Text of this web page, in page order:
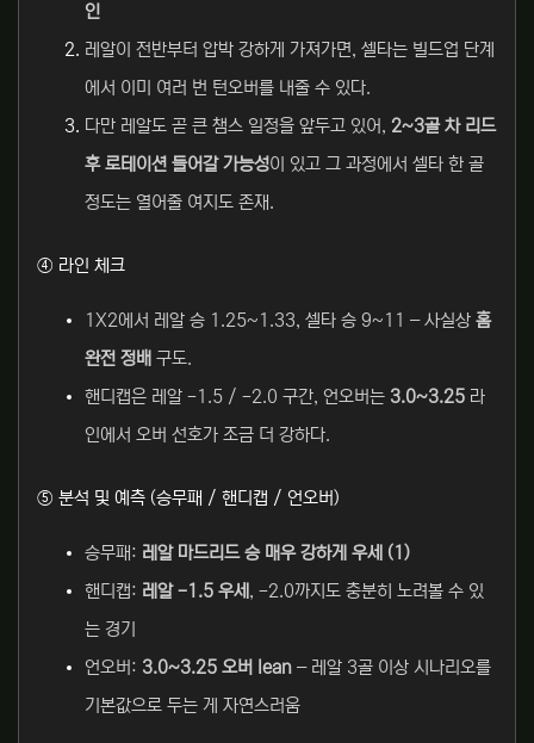
인
레알이 전반부터 압박 강하게 가져가면, 셀타는 빌드업 단계
에서 이미 여러 번 턴오버를 내줄 수 있다.
다만 레알도 곧 큰 챔스 일정을 앞두고 있어, 2~3골 차 리드
후 로테이션 들어갈 가능성이 있고 그 과정에서 셀타 한 골
정도는 열어줄 여지도 존재.
④ 라인 체크
1X2에서 레알 승 1.25~1.33, 셀타 승 9~11 – 사실상 홈
완전 정배 구도.
핸디캡은 레알 -1.5 / -2.0 구간, 언오버는 3.0~3.25 라
인에서 오버 선호가 조금 더 강하다.
⑤ 분석 및 예측 (승무패 / 핸디캡 / 언오버)
승무패: 레알 마드리드 승 매우 강하게 우세 (1)
핸디캡: 레알 -1.5 우세 , -2.0까지도 충분히 노려볼 수 있
는 경기
언오버: 3.0~3.25 오버 lean – 레알 3골 이상 시나리오를
기본값으로 두는 게 자연스러움